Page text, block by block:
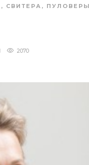
, СВИТЕРА,
2070